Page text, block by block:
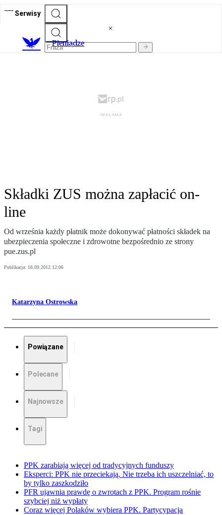
Serwisy
Pieniądze
Składki ZUS można zapłacić on-
line
Od września każdy płatnik może dokonywać płatności składek na
ubezpieczenia społeczne i zdrowotne bezpośrednio ze strony
pue.zus.pl
Publikacja: 18.09.2012 12:06
Katarzyna Ostrowska
Powiązane
Polecane
Najnowsze
Tagi
PPK zarabiają więcej od tradycyjnych funduszy
Eksperci: PPK nie przeciekają. Nie trzeba ich uszczelniać, to
by tylko zaszkodziło
PFR ujawnia prawdę o zwrotach z PPK. Program rośnie
szybciej niż wypłaty
Coraz więcej Polaków wybiera PPK. Partycypacja